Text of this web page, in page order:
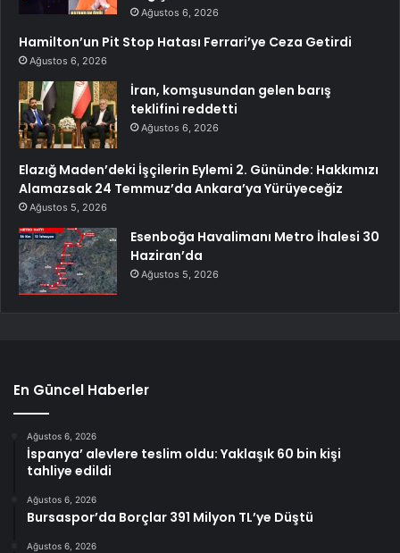
Ağustos 6, 2026
Hamilton’un Pit Stop Hatası Ferrari’ye Ceza Getirdi
Ağustos 6, 2026
İran, komşusundan gelen barış
teklifini reddetti
Ağustos 6, 2026
Elazığ Maden’deki İşçilerin Eylemi 2. Gününde: Hakkımızı
Alamazsak 24 Temmuz’da Ankara’ya Yürüyeceğiz
Ağustos 5, 2026
Esenboğa Havalimanı Metro İhalesi 30
Haziran’da
Ağustos 5, 2026
En Güncel Haberler
Ağustos 6, 2026
İspanya’ alevlere teslim oldu: Yaklaşık 60 bin kişi
tahliye edildi
Ağustos 6, 2026
Bursaspor’da Borçlar 391 Milyon TL’ye Düştü
Ağustos 6, 2026